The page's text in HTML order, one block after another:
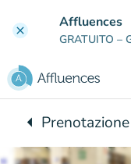
clear Affluences
GRATUITO –
arrow_leftTorna a:
Prenotazione